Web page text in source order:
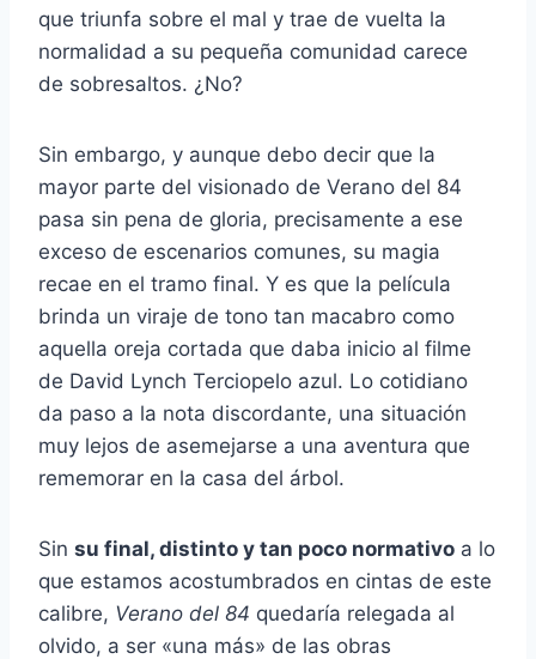
que triunfa sobre el mal y trae de vuelta la
normalidad a su pequeña comunidad carece
de sobresaltos. ¿No?
Sin embargo, y aunque debo decir que la
mayor parte del visionado de Verano del 84
pasa sin pena de gloria, precisamente a ese
exceso de escenarios comunes, su magia
recae en el tramo final. Y es que la película
brinda un viraje de tono tan macabro como
aquella oreja cortada que daba inicio al filme
de David Lynch Terciopelo azul. Lo cotidiano
da paso a la nota discordante, una situación
muy lejos de asemejarse a una aventura que
rememorar en la casa del árbol.
Sin su final, distinto y tan poco normativo a lo
que estamos acostumbrados en cintas de este
calibre, Verano del 84 quedaría relegada al
olvido, a ser «una más» de las obras